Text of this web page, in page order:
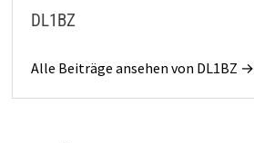
DL1BZ
Alle Beiträge ansehen von DL1BZ →